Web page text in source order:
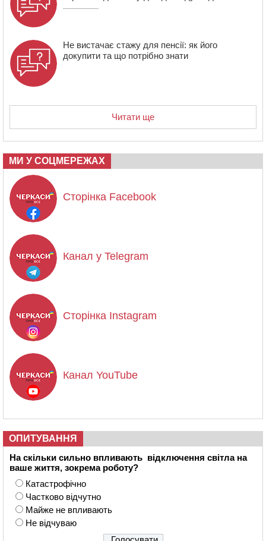
Не вистачає стажу для пенсії: як його
докупити та що потрібно знати
Читати ще
МИ У СОЦМЕРЕЖАХ
Сторінка Facebook
Канал у Telegram
Сторінка Instagram
Канал YouTube
ОПИТУВАННЯ
На скільки сильно впливають відключення світла на
ваше життя, зокрема роботу?
Катастрофічно
Частково відчутно
Майже не впливають
Не відчуваю